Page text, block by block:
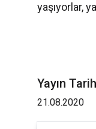
yaşıyorlar,
Yayın
21.08.2020